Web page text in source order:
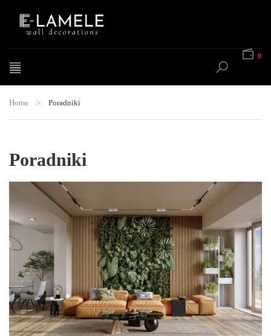
0
Home > Poradniki
Poradniki